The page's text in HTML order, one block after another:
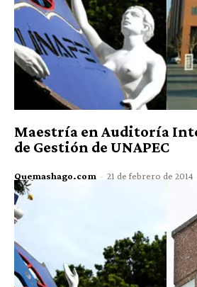
Maestría en Auditoría
de Gestión de UNAPEC
Quemashago.com - 21 de febrero de 2014